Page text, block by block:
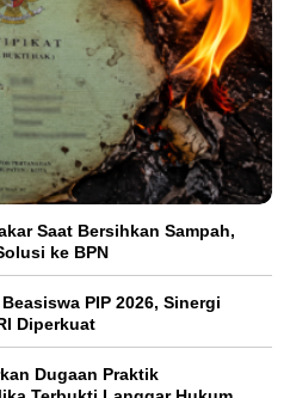
Saat Bersihkan Sampah,
ke BPN
PIP 2026, Sinergi
Diperkuat
Dugaan Praktik